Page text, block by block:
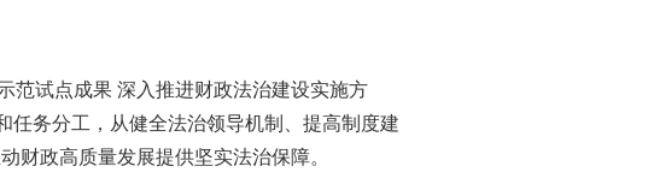
试点成果 深入推进财政法治建设实施方
任务分工，从健全法治领导机制、提高制度建
财政高质量发展提供坚实法治保障。